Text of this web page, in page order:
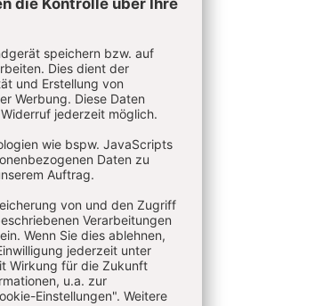
S. 104 Gestaltungselement
S. 105 Gestaltungselement
Für
S. 105-106